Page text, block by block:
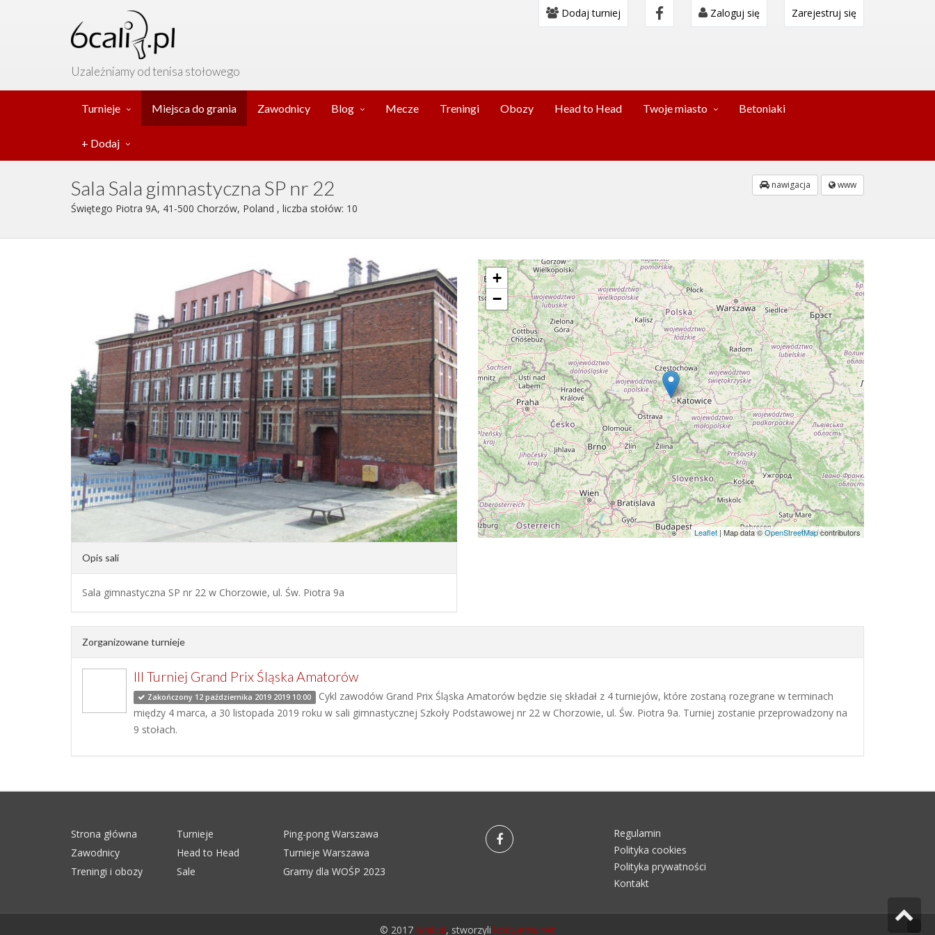
Uzależniamy od tenisa stołowego
Dodaj turniej Zaloguj się Zarejestruj się
Turnieje Miejsca do grania Zawodnicy Blog Mecze Treningi Obozy Head to Head Twoje miasto Betoniaki
+ Dodaj
Sala Sala gimnastyczna SP nr 22
Świętego Piotra 9A, 41-500 Chorzów, Poland , liczba stołów: 10
nawigacja www
+
−
Leaflet | Map data ©OpenStreetMapcontributors
Opis sali
Sala gimnastyczna SP nr 22 w Chorzowie, ul. Św. Piotra 9a
Zorganizowane turnieje
III Turniej Grand Prix Śląska Amatorów
Zakończony 12 października 2019 2019 10:00 Cykl zawodów Grand Prix Śląska Amatorów będzie się składał z 4 turniejów, które zostaną rozegrane w terminach
między 4 marca, a 30 listopada 2019 roku w sali gimnastycznej Szkoły Podstawowej nr 22 w Chorzowie, ul. Św. Piotra 9a. Turniej zostanie przeprowadzony na
9 stołach.
Strona główna Turnieje
Ping-pong Warszawa
Zawodnicy
Head to Head
Turnieje Warszawa
Treningi i obozy
Sale Gramy dla WOŚP 2023
Regulamin
Polityka cookies
Polityka prywatności
Kontakt
© 2017 6cali.pl, stworzyli kodujemy.net